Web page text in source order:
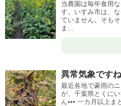
当農園は毎年食用
す。いすみ市は、
ていません。そも
ま...
異常気象ですね
最近各地で豪雨の
が、千葉県とくに
ん••• 一カ月以上ま